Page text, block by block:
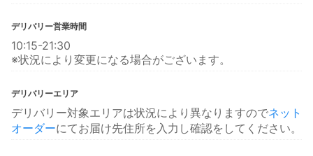
デリバリー営業時間
10:15-21:30
※状況により変更になる場合がございます。
デリバリーエリア
デリバリー対象エリアは状況により異なりますのでネット
オーダーにてお届け先住所を入力し確認をしてください。